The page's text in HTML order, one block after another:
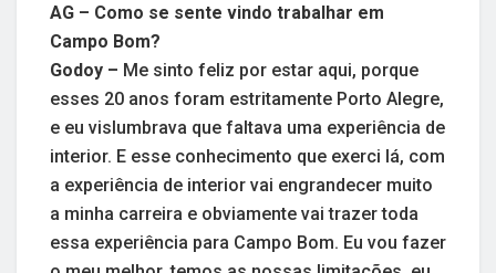
AG – Como se sente vindo trabalhar em
Campo Bom?
Godoy – Me sinto feliz por estar aqui, porque
esses 20 anos foram estritamente Porto Alegre,
e eu vislumbrava que faltava uma experiência de
interior. E esse conhecimento que exerci lá, com
a experiência de interior vai engrandecer muito
a minha carreira e obviamente vai trazer toda
essa experiência para Campo Bom. Eu vou fazer